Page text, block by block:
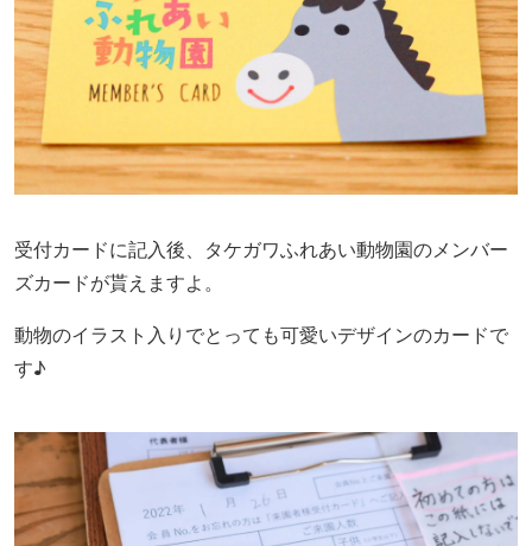
受付カードに記入後、タケガワふれあい動物園のメンバー
ズカードが貰えますよ。
動物のイラスト入りでとっても可愛いデザインのカードで
す♪